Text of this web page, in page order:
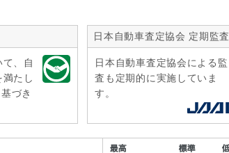
、自
たし
づき
日本自動車査定協会 定期監査
日本自動車査定協会による監
査も定期的に実施していま
す。